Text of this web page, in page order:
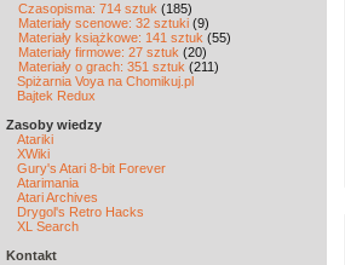
Czasopisma: 714 sztuk (185)
Materiały scenowe: 32 sztuki (9)
Materiały książkowe: 141 sztuk (55)
Materiały firmowe: 27 sztuk (20)
Materiały o grach: 351 sztuk (211)
Spiżarnia Voya na Chomikuj.pl
Bajtek Redux
Zasoby wiedzy
Atariki
XWiki
Gury's Atari 8-bit Forever
Atarimania
Atari Archives
Drygol's Retro Hacks
XL Search
Kontakt